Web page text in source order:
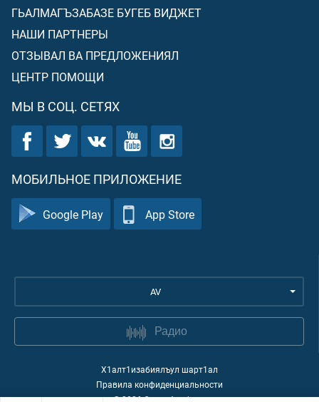
ГЬАЛМАГЪЗАБАЗЕ БУГЕБ ВИДЖЕТ
НАШИ ПАРТНЕРЫ
ОТЗЫВАЛ ВА ПРЕДЛОЖЕНИЯЛ
ЦЕНТР ПОМОЩИ
МЫ В СОЦ. СЕТЯХ
МОБИЛЬНОЕ ПРИЛОЖЕНИЕ
Google Play App Store
AV
Радио
Х1алт1изабиялъул шарт1ал
Правила конфиденциальности
©2026Quran Academy